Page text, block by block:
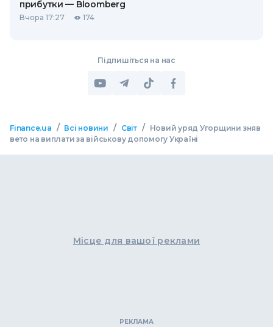
прибутки — Bloomberg
Вчора 17:27 174
Підпишіться на нас
Finance.ua / Всі новини / Світ /
Новий уряд Угорщини зняв
вето на виплати за військову допомогу Україні
Місце для вашої реклами